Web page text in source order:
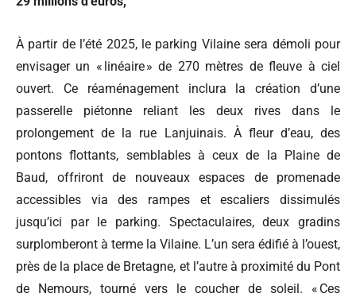
À partir de l’été 2025, le parking Vilaine sera démoli pour
envisager un « linéaire » de 270 mètres de fleuve à ciel
ouvert. Ce réaménagement inclura la création d’une
passerelle piétonne reliant les deux rives dans le
prolongement de la rue Lanjuinais. À fleur d’eau, des
pontons flottants, semblables à ceux de la Plaine de
Baud, offriront de nouveaux espaces de promenade
accessibles via des rampes et escaliers dissimulés
jusqu’ici par le parking. Spectaculaires, deux gradins
surplomberont à terme la Vilaine. L’un sera édifié à l’ouest,
près de la place de Bretagne, et l’autre à proximité du Pont
de Nemours, tourné vers le coucher de soleil. « Ces